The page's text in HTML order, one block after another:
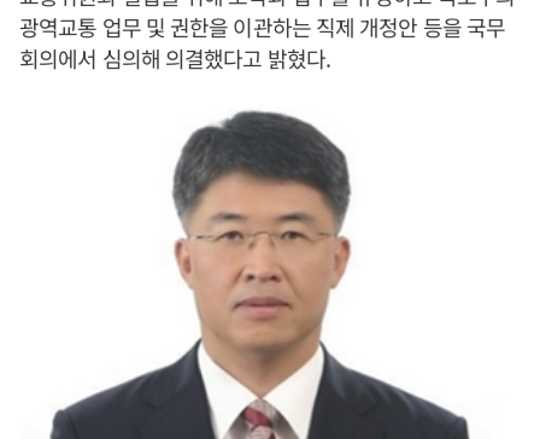
광역교통 업무 및 권한을 이관하는 직제 개정안 등을 국무
회의에서 심의해 의결했다고 밝혔다.